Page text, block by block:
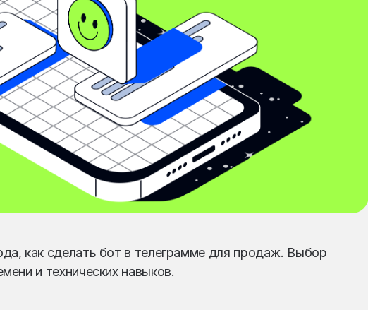
как сделать бот в телеграмме для продаж. Выбор
и технических навыков.